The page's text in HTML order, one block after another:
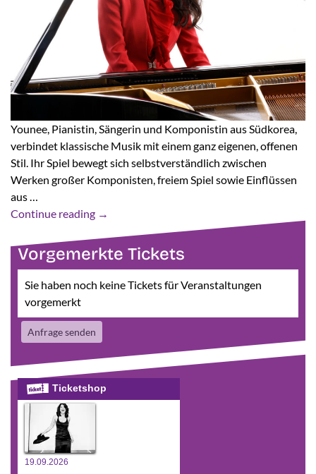
Younee, Pianistin, Sängerin und Komponistin aus Südkorea,
verbindet klassische Musik mit einem ganz eigenen, offenen
Stil. Ihr Spiel bewegt sich selbstverständlich zwischen
Werken großer Komponisten, freiem Spiel sowie Einflüssen
aus …
Continue reading →
Vorgemerkte Tickets
Sie haben noch keine Tickets für Veranstaltungen
vorgemerkt
Anfrage senden
Ticketshop
19.09.2026